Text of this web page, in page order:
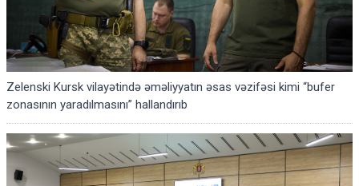
Zelenski Kursk vilayətində əməliyyatın əsas vəzifəsi kimi “bufer
zonasının yaradılmasını” hallandırıb